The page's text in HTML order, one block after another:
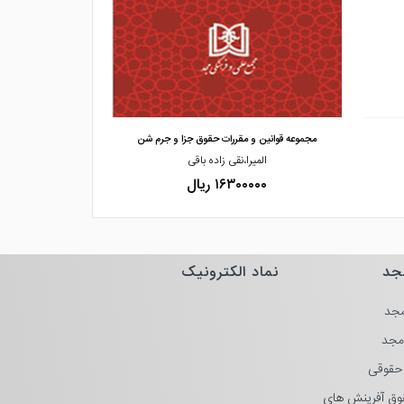
مشاهده و خرید
مجموعه قوانین و مقررات حقوق جزا و جرم شن
المیرا،نقی زاده باقی
۱۶۳۰۰۰۰۰ ریال
آفرینش های
نماد الکترونیک